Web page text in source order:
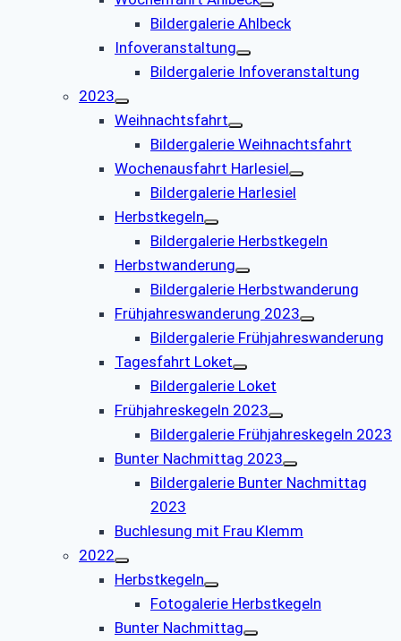
Bildergalerie Ahlbeck
Infoveranstaltung
Bildergalerie Infoveranstaltung
2023
Weihnachtsfahrt
Bildergalerie Weihnachtsfahrt
Wochenausfahrt Harlesiel
Bildergalerie Harlesiel
Herbstkegeln
Bildergalerie Herbstkegeln
Herbstwanderung
Bildergalerie Herbstwanderung
Frühjahreswanderung 2023
Bildergalerie Frühjahreswanderung
Tagesfahrt Loket
Bildergalerie Loket
Frühjahreskegeln 2023
Bildergalerie Frühjahreskegeln 2023
Bunter Nachmittag 2023
Bildergalerie Bunter Nachmittag
2023
Buchlesung mit Frau Klemm
2022
Herbstkegeln
Fotogalerie Herbstkegeln
Bunter Nachmittag